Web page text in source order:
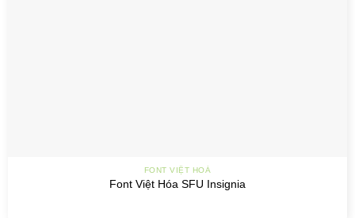
FONT VIỆT HOÁ
Font Việt Hóa SFU Insignia